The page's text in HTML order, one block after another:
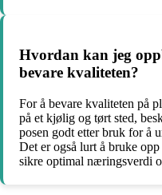
Hvordan kan jeg
bevare kvaliteten?
For å bevare kvaliteten på
på et kjølig og tørt sted,
posen godt etter bruk for å
Det er også lurt å bruke
sikre optimal næringsverdi